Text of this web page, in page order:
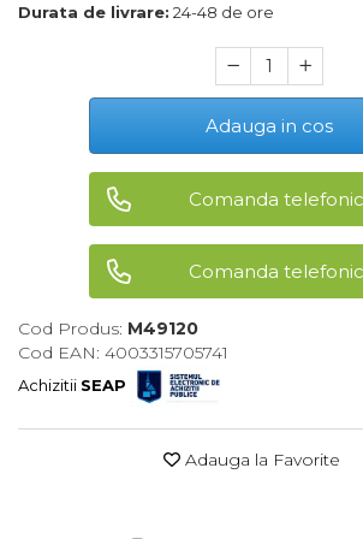
Rafturi
Baterii & Acumulatori
Baterii AAA
Baterii AA
Corpuri de Iluminat
Durata de livrare: 24-48 de ore
Adauga in cos
Comanda
Comanda
Cod Produs: M49120
Cod EAN: 4003315705741
Achizitii SEAP
Adauga la Favorite